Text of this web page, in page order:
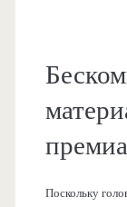
Поскольку